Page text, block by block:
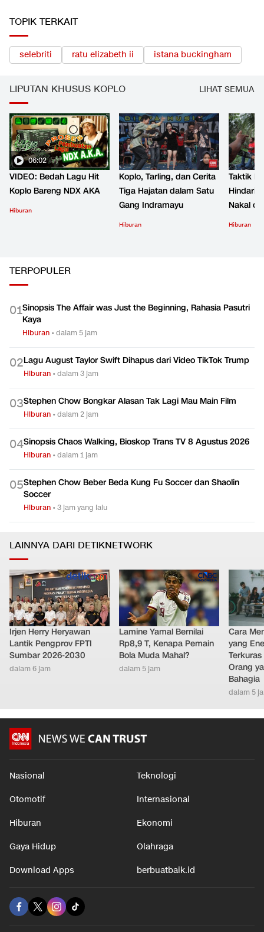
TOPIK TERKAIT
selebriti ratu elizabeth ii istana buckingham
LIPUTAN KHUSUS KOPLO LIHAT SEMUA
06:02
VIDEO: Bedah Lagu Hit
Koplo Bareng NDX AKA
Hiburan
Koplo, Tarling, dan Cerita
Tiga Hajatan dalam Satu
Gang Indramayu
Hiburan
Taktik
Hindari
Nakal
Hiburan
TERPOPULER
01Sinopsis The Affair was Just the Beginning, Rahasia Pasutri
Kaya
Hiburan •dalam 5 jam
02Lagu August Taylor Swift Dihapus dari Video TikTok Trump
Hiburan •dalam 3 jam
03Stephen Chow Bongkar Alasan Tak Lagi Mau Main Film
Hiburan •dalam 2 jam
04Sinopsis Chaos Walking, Bioskop Trans TV 8 Agustus 2026
Hiburan •dalam 1 jam
05Stephen Chow Beber Beda Kung Fu Soccer dan Shaolin
Soccer
Hiburan •3 jam yang lalu
LAINNYA DARI DETIKNETWORK
Irjen Herry Heryawan
Lantik Pengprov FPTI
Sumbar 2026-2030
dalam 6 jam
Lamine Yamal Bernilai
Rp8,9 T, Kenapa Pemain
Bola Muda Mahal?
dalam 5 jam
Cara
yang
Orang
Bahagia
dalam 5
Nasional Teknologi
Otomotif Internasional
Hiburan Ekonomi
Gaya Hidup Olahraga
Download Apps berbuatbaik.id